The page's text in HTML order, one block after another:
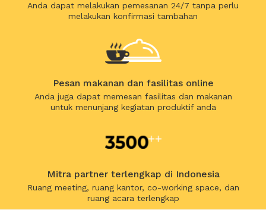
Anda dapat melakukan pemesanan 24/7 tanpa perlu
melakukan konfirmasi tambahan
Pesan makanan dan fasilitas online
Anda juga dapat memesan fasilitas dan makanan
untuk menunjang kegiatan produktif anda
Mitra partner terlengkap di Indonesia
Ruang meeting, ruang kantor, co-working space, dan
ruang acara terlengkap